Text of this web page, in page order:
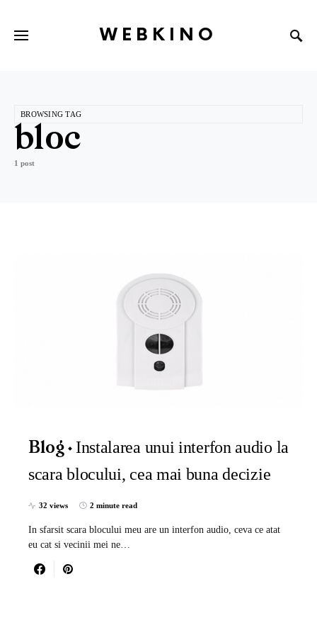
WEBKINO
BROWSING TAG
bloc
1 post
Blog
Instalarea unui interfon audio la
scara blocului, cea mai buna decizie
32 views 2 minute read
In sfarsit scara blocului meu are un interfon audio, ceva ce atat
eu cat si vecinii mei ne…